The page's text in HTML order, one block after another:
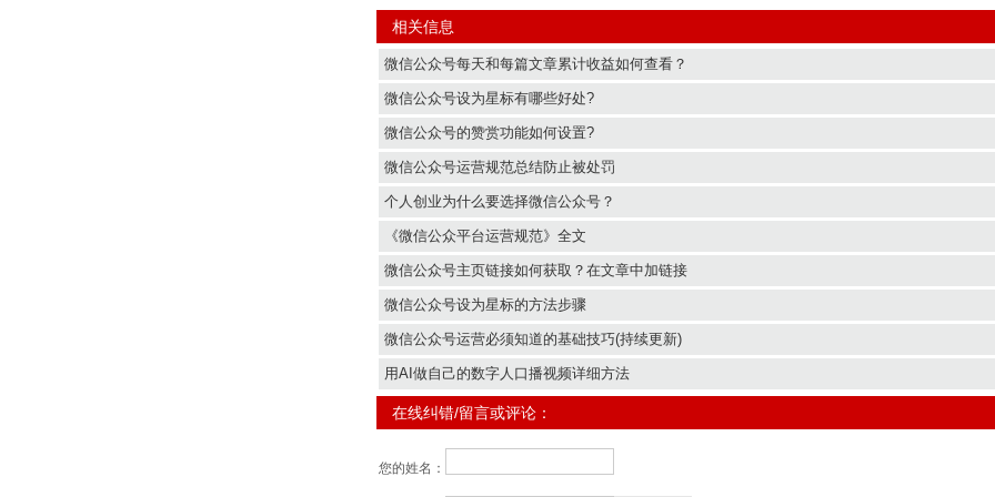
相关信息
微信公众号每天和每篇文章累计收益如何查看？
微信公众号设为星标有哪些好处?
微信公众号的赞赏功能如何设置?
微信公众号运营规范总结防止被处罚
个人创业为什么要选择微信公众号？
《微信公众平台运营规范》全文
微信公众号主页链接如何获取？在文章中加链接
微信公众号设为星标的方法步骤
微信公众号运营必须知道的基础技巧(持续更新)
用AI做自己的数字人口播视频详细方法
在线纠错/留言或评论：
您的姓名：